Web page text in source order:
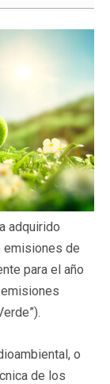
adquirido
emisiones de
para el año
o
de los